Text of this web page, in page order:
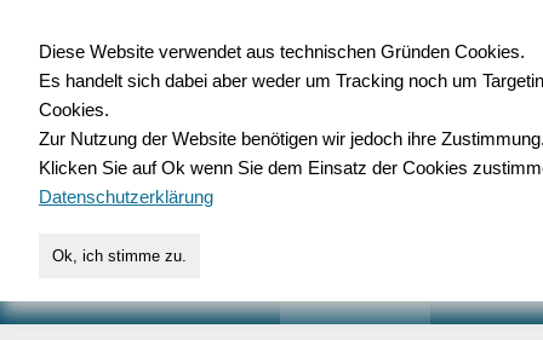
für Handwerk,
Diese Website verwendet aus technischen Gründen Cookies.
Es handelt sich dabei aber weder um Tracking noch um
Cookies.
Zur Nutzung der Website benötigen wir jedoch ihre
Klicken Sie auf Ok wenn Sie dem Einsatz der Cookies
Datenschutzerklärung
Ok, ich stimme zu.